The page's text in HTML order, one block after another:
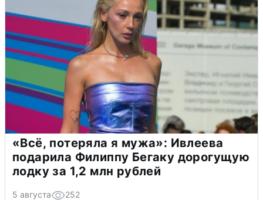
«Всё, потеряла я мужа»: Ивлеева
подарила Филиппу Бегаку дорогущую
лодку за 1,2 млн рублей
5 августа 252